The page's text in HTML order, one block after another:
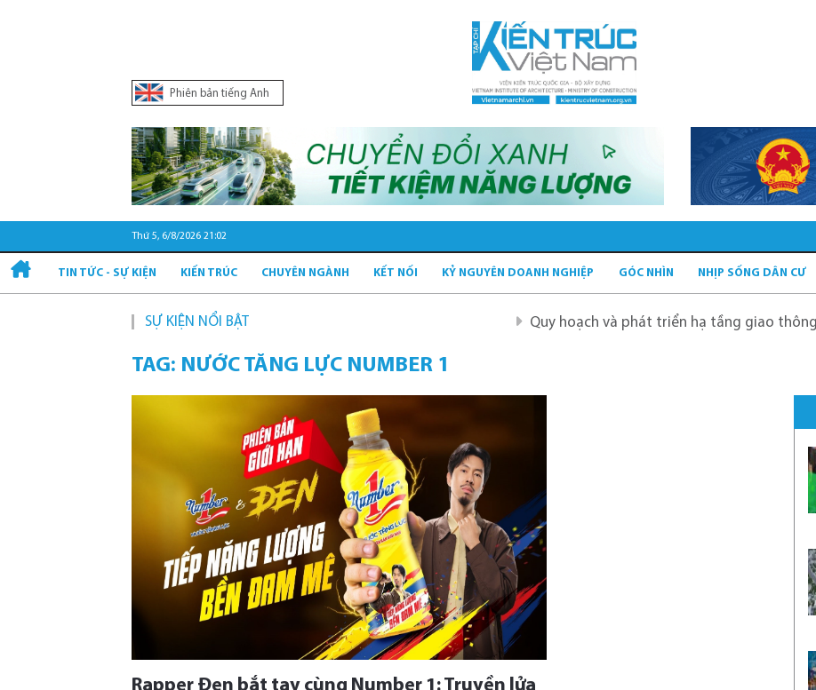
Phiên bản tiếng Anh
Thứ 5, 6/8/2026 21:02
TIN TỨC - SỰ KIỆN KIẾN TRÚC CHUYÊN NGÀNH KẾT NỐI KỶ NGUYÊN DOANH NGHIỆP GÓC NHÌN NHỊP SỐNG DÂN CƯ
SỰ KIỆN NỔI BẬT Quy hoạch và phát triển hạ tầng giao thông tĩnh xanh
TAG: NƯỚC TĂNG LỰC NUMBER 1
Rapper Đen bắt tay cùng Number 1: Truyền lửa